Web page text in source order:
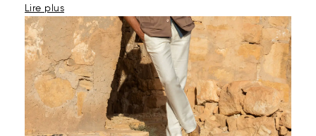
Lire plus